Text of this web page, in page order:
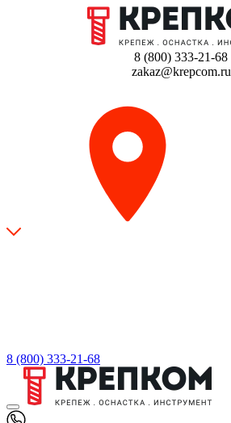
8 (800) 333-21-68
zakaz@krepcom.ru
8 (800) 333-21-68